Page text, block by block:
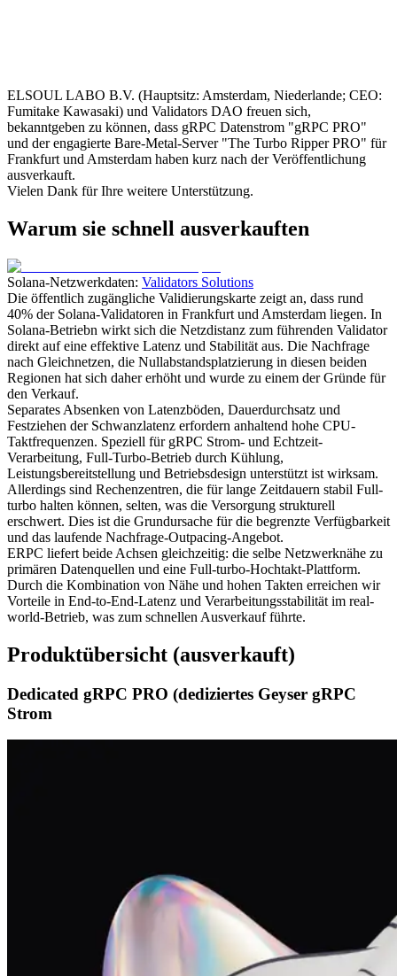
ELSOUL LABO B.V. (Hauptsitz: Amsterdam, Niederlande; CEO:
Fumitake Kawasaki) und Validators DAO freuen sich,
bekanntgeben zu können, dass gRPC Datenstrom "gRPC PRO"
und der engagierte Bare-Metal-Server "The Turbo Ripper PRO" für
Frankfurt und Amsterdam haben kurz nach der Veröffentlichung
ausverkauft.
Vielen Dank für Ihre weitere Unterstützung.
Warum sie schnell ausverkauften
Solana-Netzwerkdaten: Validators Solutions
Die öffentlich zugängliche Validierungskarte zeigt an, dass rund
40% der Solana-Validatoren in Frankfurt und Amsterdam liegen. In
Solana-Betriebn wirkt sich die Netzdistanz zum führenden Validator
direkt auf eine effektive Latenz und Stabilität aus. Die Nachfrage
nach Gleichnetzen, die Nullabstandsplatzierung in diesen beiden
Regionen hat sich daher erhöht und wurde zu einem der Gründe für
den Verkauf.
Separates Absenken von Latenzböden, Dauerdurchsatz und
Festziehen der Schwanzlatenz erfordern anhaltend hohe CPU-
Taktfrequenzen. Speziell für gRPC Strom- und Echtzeit-
Verarbeitung, Full-Turbo-Betrieb durch Kühlung,
Leistungsbereitstellung und Betriebsdesign unterstützt ist wirksam.
Allerdings sind Rechenzentren, die für lange Zeitdauern stabil Full-
turbo halten können, selten, was die Versorgung strukturell
erschwert. Dies ist die Grundursache für die begrenzte Verfügbarkeit
und das laufende Nachfrage-Outpacing-Angebot.
ERPC liefert beide Achsen gleichzeitig: die selbe Netzwerknähe zu
primären Datenquellen und eine Full-turbo-Hochtakt-Plattform.
Durch die Kombination von Nähe und hohen Takten erreichen wir
Vorteile in End-to-End-Latenz und Verarbeitungsstabilität im real‐
world-Betrieb, was zum schnellen Ausverkauf führte.
Produktübersicht (ausverkauft)
Dedicated gRPC PRO (dediziertes Geyser gRPC
Strom